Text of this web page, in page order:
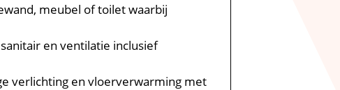
meubel of toilet waarbij
en ventilatie inclusief
verlichting en vloerverwarming met